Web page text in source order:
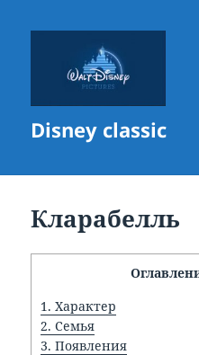
Disney classic
Кларабелль
1. Характер
2. Семья
3. Появления